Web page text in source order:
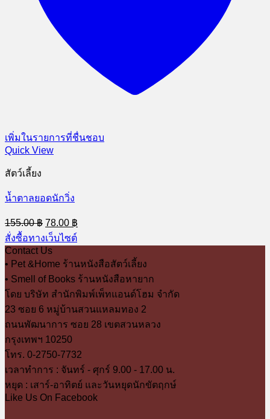
เพิ่มในรายการที่ชื่นชอบ
Quick View
สัตว์เลี้ยง
น้ำตาลยอดนักวิ่ง
155.00฿ Original
price
was:
155.00 ฿.
78.00 ฿
price
สั่งซื้อทางเว็บไซต์
Contact Us
• Pet &Home ร้านหนังสือสัตว์เลี้ยง
• Smell of Books ร้านหนังสือหายาก
โดย บริษัท สำนักพิมพ์เพ็ทแอนด์โฮม จำกัด
23 ซอย 6 หมู่บ้านสวนแหลมทอง 2
ถนนพัฒนาการ ซอย 28 เขตสวนหลวง
กรุงเทพฯ 10250
โทร. 0-2750-7732
เวลาทำการ : จันทร์ - ศุกร์ 9.00 - 17.00 น.
หยุด : เสาร์-อาทิตย์ และวันหยุดนักขัตฤกษ์
Like Us On Facebook